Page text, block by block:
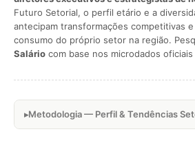
Futuro Setorial, o perfil etário e a
antecipam transformações competitivas
consumo do próprio setor na região.
Salário com base nos microdados oficiais
Metodologia — Perfil & Tendências